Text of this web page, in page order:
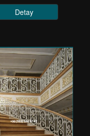
Detay